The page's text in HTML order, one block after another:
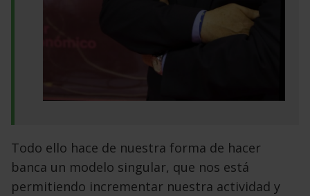
Todo ello hace de nuestra forma de hacer
banca un modelo singular, que nos está
permitiendo incrementar nuestra actividad y